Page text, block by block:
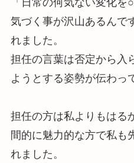
気づく事が沢山あるんで
れました。
担任の言葉は否定から入
ようとする姿勢が伝わっ
担任の方は私よりもはる
間的に魅力的な方で私も
れました。